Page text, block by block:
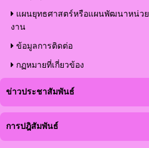
แผนยุทธศาสตร์หรือแผนพัฒนาหน่วย
งาน
ข้อมูลการติดต่อ
กฏหมายที่เกี่ยวข้อง
ข่าวประชาสัมพันธ์
การปฎิสัมพันธ์